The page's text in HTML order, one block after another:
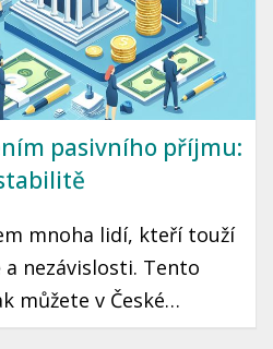
pasivního příjmu:
mnoha lidí, kteří touží
nezávislosti. Tento
můžete v České
pasivní příjem, a